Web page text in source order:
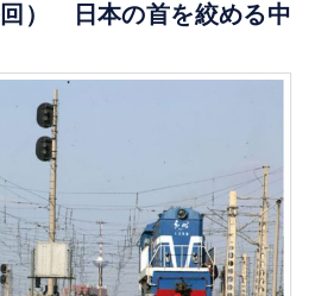
） 日本の首を絞める中